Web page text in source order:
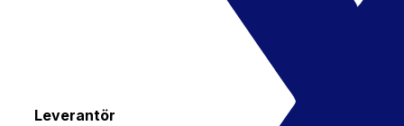
Leverantör